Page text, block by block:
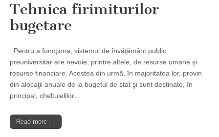
Tehnica firimiturilor
bugetare
Pentru a funcţiona, sistemul de învăţământ public
preuniversitar are nevoie, printre altele, de resurse umane şi
resurse financiare. Acestea din urmă, în majoritatea lor, provin
din alocaţii anuale de la bugetul de stat şi sunt destinate, în
principal, cheltuielilor…
Read more →